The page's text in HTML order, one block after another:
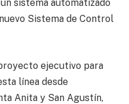
sistema automatizado
Sistema de Control
ejecutivo para
línea desde
Anita y San Agustín,